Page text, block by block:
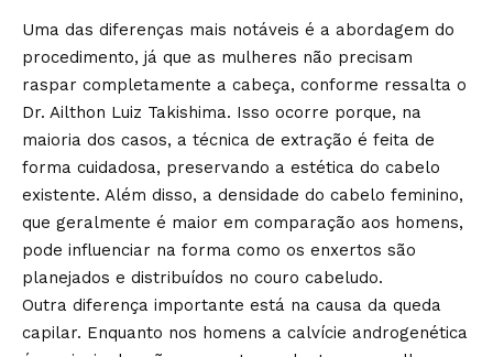
Uma das diferenças mais notáveis é a abordagem do
procedimento, já que as mulheres não precisam
raspar completamente a cabeça, conforme ressalta o
Dr. Ailthon Luiz Takishima. Isso ocorre porque, na
maioria dos casos, a técnica de extração é feita de
forma cuidadosa, preservando a estética do cabelo
existente. Além disso, a densidade do cabelo feminino,
que geralmente é maior em comparação aos homens,
pode influenciar na forma como os enxertos são
planejados e distribuídos no couro cabeludo.
Outra diferença importante está na causa da queda
capilar. Enquanto nos homens a calvície androgenética